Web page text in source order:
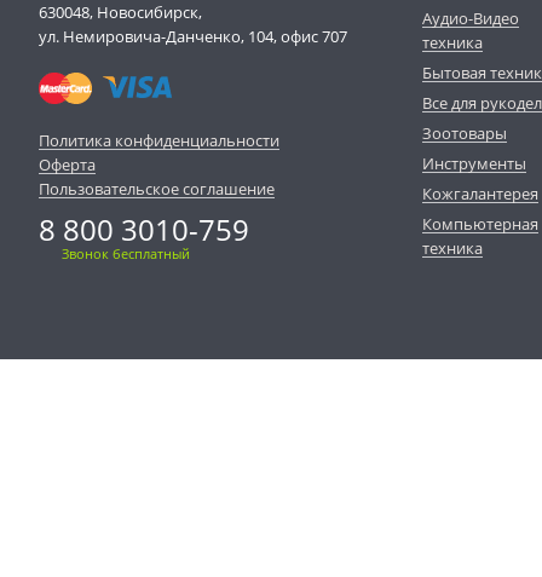
630048, Новосибирск,
ул. Немировича-Данченко, 104, офис 707
Политика конфиденциальности
Оферта
Пользовательское соглашение
8 800 3010-759
Звонок бесплатный
Аудио-Видео
техника
Бытовая
Все для
Зоотовары
Инструменты
Кожгалантерея
Компьютерная
техника